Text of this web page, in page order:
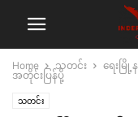
Home သတင်း
ရေးမြို့
အတိုင်းပြန်ပို့
သတင်း